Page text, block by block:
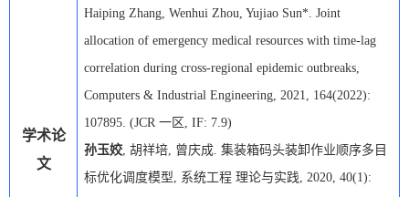
学术论
文
Haiping Zhang, Wenhui Zhou, Yujiao Sun*. Joint
allocation of emergency medical resources with time-lag
correlation during cross-regional epidemic outbreaks,
Computers & Industrial Engineering, 2021, 164(2022):
107895. (JCR 一区 , IF: 7.9)
孙玉姣, 胡祥培, 曾庆成. 集装箱码头装卸作业顺序多目
标优化调度模型, 系统工程 理论与实践, 2020, 40(1):